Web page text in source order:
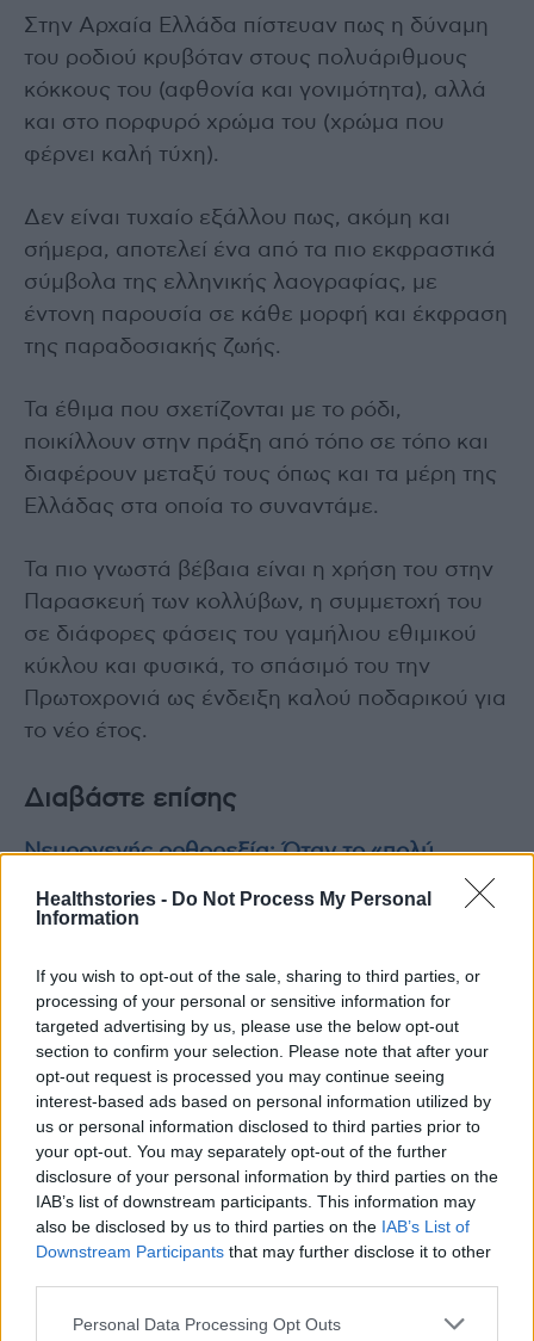
Healthstories - Do Not Process My Personal
Information
If you wish to opt-out of the sale, sharing to third parties, or
processing of your personal or sensitive information for
targeted advertising by us, please use the below opt-out
section to confirm your selection. Please note that after your
opt-out request is processed you may continue seeing
interest-based ads based on personal information utilized by
us or personal information disclosed to third parties prior to
your opt-out. You may separately opt-out of the further
disclosure of your personal information by third parties on the
IAB’s list of downstream participants. This information may
also be disclosed by us to third parties on the IAB’s List of
Downstream Participants that may further disclose it to other
Personal Data Processing Opt Outs
Στην Αρχαία Ελλάδα πίστευαν πως η δύναμη
του ροδιού κρυβόταν στους πολυάριθμους
κόκκους του (αφθονία και γονιμότητα), αλλά
και στο πορφυρό χρώμα του (χρώμα που
φέρνει καλή τύχη).
Δεν είναι τυχαίο εξάλλου πως, ακόμη και
σήμερα, αποτελεί ένα από τα πιο εκφραστικά
σύμβολα της ελληνικής λαογραφίας, με
έντονη παρουσία σε κάθε μορφή και έκφραση
της παραδοσιακής ζωής.
Τα έθιμα που σχετίζονται με το ρόδι,
ποικίλλουν στην πράξη από τόπο σε τόπο και
διαφέρουν μεταξύ τους όπως και τα μέρη της
Ελλάδας στα οποία το συναντάμε.
Τα πιο γνωστά βέβαια είναι η χρήση του στην
Παρασκευή των κολλύβων, η συμμετοχή του
σε διάφορες φάσεις του γαμήλιου εθιμικού
κύκλου και φυσικά, το σπάσιμό του την
Πρωτοχρονιά ως ένδειξη καλού ποδαρικού για
το νέο έτος.
Διαβάστε επίσης
Νευρογενής ορθορεξία: Όταν το «πολύ
καρκίνων και έξαρση των ψυχικών
διαταραχών θα αντιμετωπίσει η ανθρωπότητα
τα επόμενα χρόνια
Αυτές είναι οι τάσεις υγείας και ευεξίας για το
TAGS Πρωτοχρονιά Ρόδι